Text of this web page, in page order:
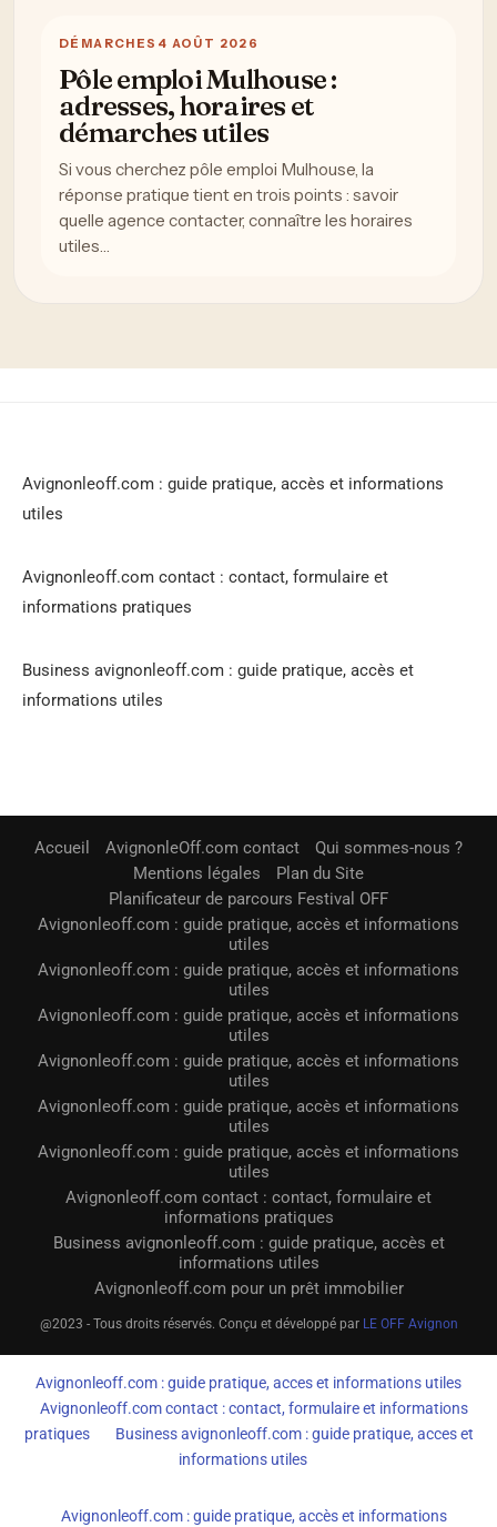
DÉMARCHES 4 AOÛT 2026
Pôle emploi Mulhouse :
adresses, horaires et
démarches utiles
Si vous cherchez pôle emploi Mulhouse, la
réponse pratique tient en trois points : savoir
quelle agence contacter, connaître les horaires
utiles…
Avignonleoff.com : guide pratique, accès et informations
utiles
Avignonleoff.com contact : contact, formulaire et
informations pratiques
Business avignonleoff.com : guide pratique, accès et
informations utiles
Accueil AvignonleOff.com contact
Qui sommes-nous ?
Mentions légales
Plan du Site
Planificateur de parcours Festival OFF
Avignonleoff.com : guide pratique, accès et informations
utiles
Avignonleoff.com : guide pratique, accès et informations
utiles
Avignonleoff.com : guide pratique, accès et informations
utiles
Avignonleoff.com : guide pratique, accès et informations
utiles
Avignonleoff.com : guide pratique, accès et informations
utiles
Avignonleoff.com : guide pratique, accès et informations
utiles
Avignonleoff.com contact : contact, formulaire et
informations pratiques
Business avignonleoff.com : guide pratique, accès et
informations utiles
Avignonleoff.com pour un prêt immobilier
@2023 - Tous droits réservés. Conçu et développé par LE OFF Avignon
Avignonleoff.com : guide pratique, acces et informations utiles
Avignonleoff.com contact : contact, formulaire et informations
pratiques
Business avignonleoff.com : guide pratique, acces et
informations utiles
Avignonleoff.com : guide pratique, accès et informations